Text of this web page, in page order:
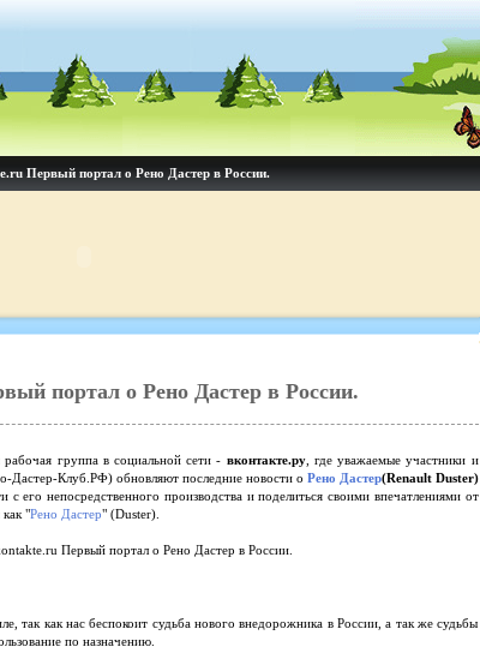
Первый портал о Рено Дастер в России.
портал о Рено Дастер в России.
группа в социальной сети - вконтакте.ру, где уважаемые участники и
Дастер-Клуб.РФ) обновляют последние новости о Рено Дастер(Renault Duster)
его непосредственного производства и поделиться своими впечатлениями от
"Рено Дастер" (Duster).
как нас беспокоит судьба нового внедорожника в России, а так же судьбы
по назначению.